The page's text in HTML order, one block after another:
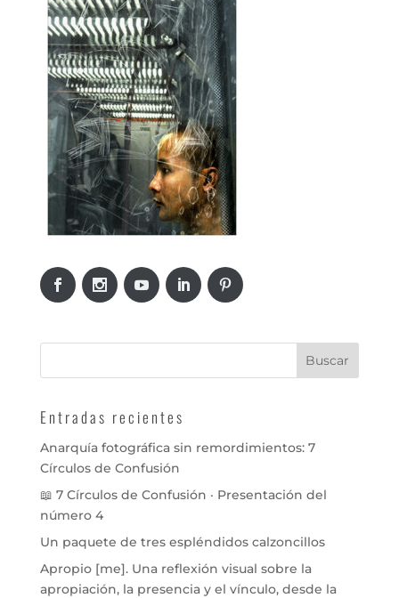
Entradas recientes
Anarquía fotográfica sin remordimientos: 7
Círculos de Confusión
📖 7 Círculos de Confusión · Presentación del
número 4
Un paquete de tres espléndidos calzoncillos
Apropio [me]. Una reflexión visual sobre la
apropiación, la presencia y el vínculo, desde la